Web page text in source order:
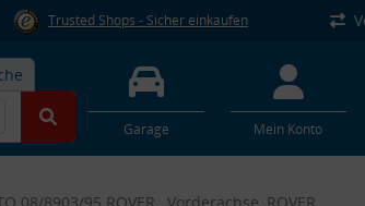
Trusted Shops - Sicher einkaufen
Garage Mein Konto